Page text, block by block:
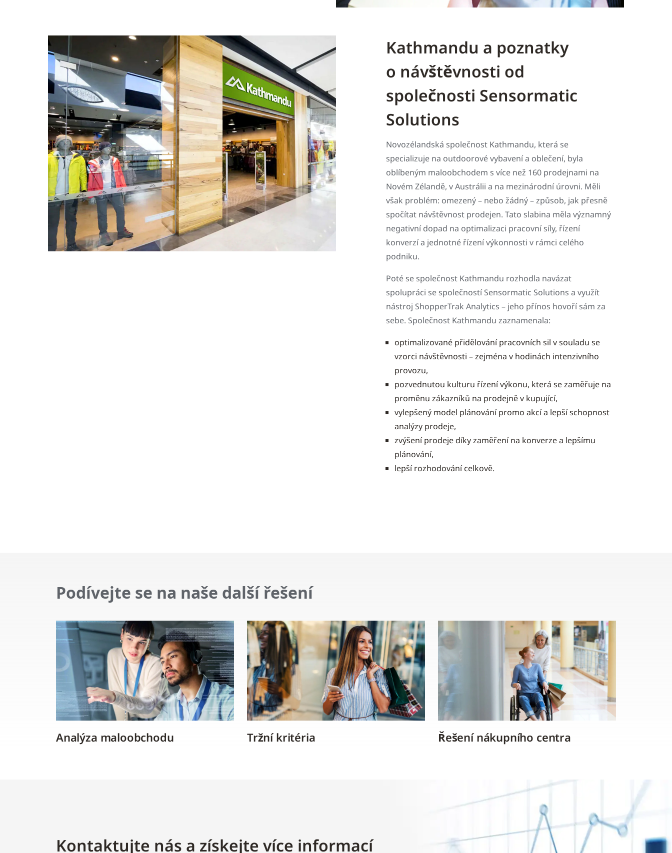
Kathmandu a poznatky
o návštěvnosti od
společnosti Sensormatic
Solutions
Novozélandská společnost Kathmandu, která se
specializuje na outdoorové vybavení a oblečení, byla
oblíbeným maloobchodem s více než 160 prodejnami na
Novém Zélandě, v Austrálii a na mezinárodní úrovni. Měli
však problém: omezený – nebo žádný – způsob, jak přesně
spočítat návštěvnost prodejen. Tato slabina měla významný
negativní dopad na optimalizaci pracovní síly, řízení
konverzí a jednotné řízení výkonnosti v rámci celého
podniku.
Poté se společnost Kathmandu rozhodla navázat
spolupráci se společností Sensormatic Solutions a využít
nástroj ShopperTrak Analytics – jeho přínos hovoří sám za
sebe. Společnost Kathmandu zaznamenala:
optimalizované přidělování pracovních sil v souladu se
vzorci návštěvnosti – zejména v hodinách intenzivního
provozu,
pozvednutou kulturu řízení výkonu, která se zaměřuje na
proměnu zákazníků na prodejně v kupující,
vylepšený model plánování promo akcí a lepší schopnost
analýzy prodeje,
zvýšení prodeje díky zaměření na konverze a lepšímu
plánování,
lepší rozhodování celkově.
Podívejte se na naše další řešení
Analýza maloobchodu Tržní kritéria Řešení nákupního centra
Kontaktujte nás a získejte více informací